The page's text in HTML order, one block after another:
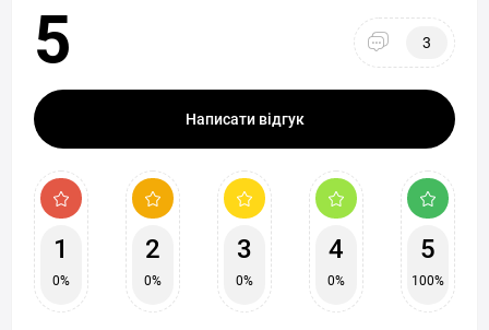
5 3
Написати відгук
1
0%
2
0%
3
0%
4
0%
5
100%